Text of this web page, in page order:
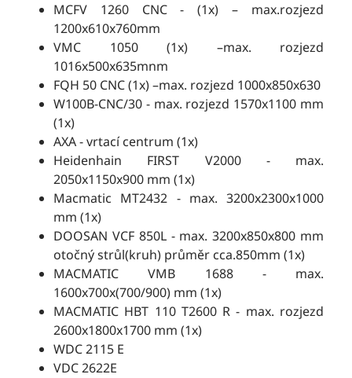
MCFV 1260 CNC - (1x) – max.rozjezd
1200x610x760mm
VMC 1050 (1x) –max. rozjezd
1016x500x635mnm
FQH 50 CNC (1x) –max. rozjezd 1000x850x630
W100B-CNC/30 - max. rozjezd 1570x1100 mm
(1x)
AXA - vrtací centrum (1x)
Heidenhain FIRST V2000 - max.
2050x1150x900 mm (1x)
Macmatic MT2432 - max. 3200x2300x1000
mm (1x)
DOOSAN VCF 850L - max. 3200x850x800 mm
otočný strůl(kruh) průměr cca.850mm (1x)
MACMATIC VMB 1688 - max.
1600x700x(700/900) mm (1x)
MACMATIC HBT 110 T2600 R - max. rozjezd
2600x1800x1700 mm (1x)
WDC 2115 E
VDC 2622E